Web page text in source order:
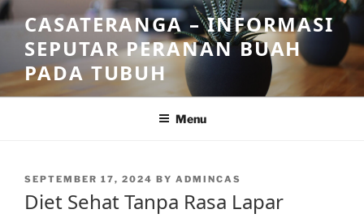
Skip
to
content
CASATERANGA – INFORMASI
SEPUTAR PERANAN BUAH
PADA TUBUH
Menu
POSTED
SEPTEMBER 17, 2024 BY ADMINCAS
Diet Sehat Tanpa Rasa Lapar